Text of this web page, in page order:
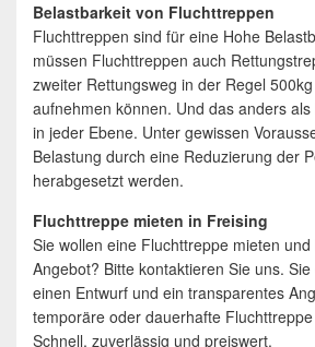
Belastbarkeit von Fluchttreppen
Fluchttreppen sind für eine Hohe
müssen Fluchttreppen auch
zweiter Rettungsweg in der Regel
aufnehmen können. Und das anders
in jeder Ebene. Unter gewissen
Belastung durch eine Reduzierung der
herabgesetzt werden.
Fluchttreppe mieten in Freising
Sie wollen eine Fluchttreppe mieten
Angebot? Bitte kontaktieren Sie uns.
einen Entwurf und ein transparentes
temporäre oder dauerhafte
Schnell, zuverlässig und preiswert.